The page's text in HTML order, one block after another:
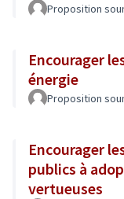
Proposition
Encourager
énergie
Proposition
Encourager
publics à
vertueuses